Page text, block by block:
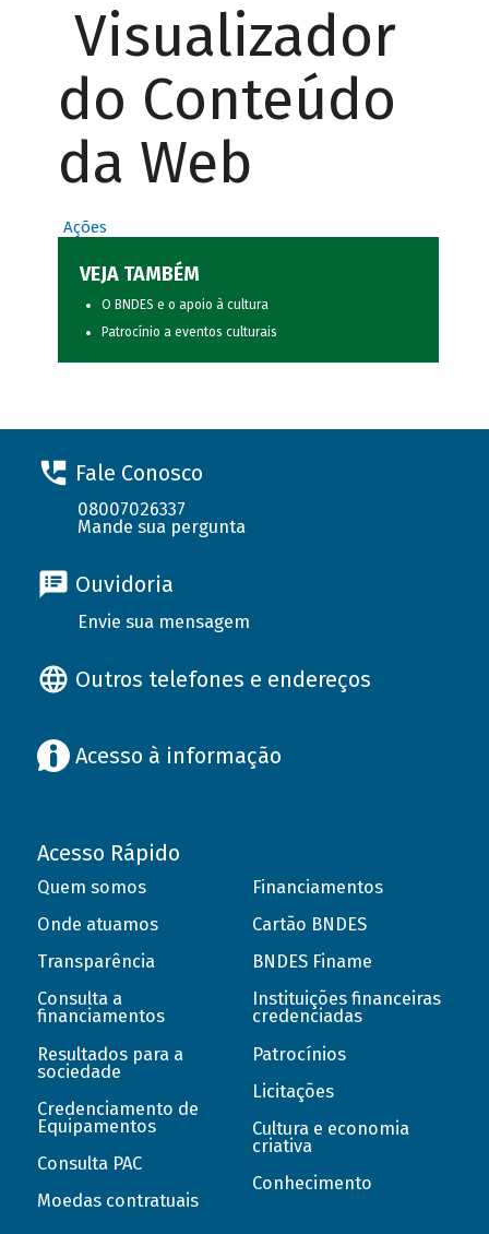
Visualizador
do Conteúdo
da Web
Ações
VEJA TAMBÉM
O BNDES e o apoio à cultura
Patrocínio a eventos culturais
Fale Conosco
08007026337
Mande sua pergunta
Ouvidoria
Envie sua mensagem
Outros telefones e endereços
Acesso à informação
Acesso Rápido
Quem somos
Onde atuamos
Transparência
Consulta a
financiamentos
Resultados para a
sociedade
Credenciamento de
Equipamentos
Consulta PAC
Moedas contratuais
Financiamentos
Cartão BNDES
BNDES Finame
Instituições financeiras
credenciadas
Patrocínios
Licitações
Cultura e economia
criativa
Conhecimento